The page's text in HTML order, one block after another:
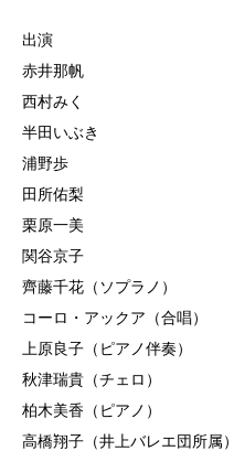
出演
赤井那帆
西村みく
半田いぶき
浦野歩
田所佑梨
栗原一美
関谷京子
齊藤千花（ソプラノ）
コーロ・アックア（合唱）
上原良子（ピアノ伴奏）
秋津瑞貴（チェロ）
柏木美香（ピアノ）
高橋翔子（井上バレエ団所属）